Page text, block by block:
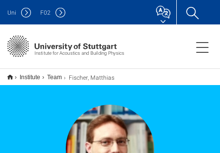
Institute for Acoustics and Building Physics
Uni F02
Institute Team Fischer, Matthias